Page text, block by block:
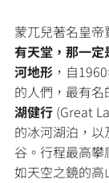
蒙兀兒著名皇
有天堂，那一定
河地形 ，自
的人們，最有
湖健行 (Great
的冰河湖泊，
谷。行程最高
如天空之鏡的高